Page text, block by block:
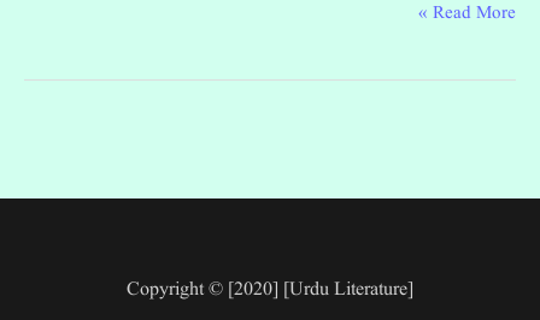
Read More »
Copyright © [2020] [Urdu Literature]